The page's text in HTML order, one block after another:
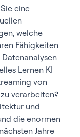
eine
welche
Fähigkeiten
Lernen KI
von
verarbeiten?
und
die enormen
Jahre